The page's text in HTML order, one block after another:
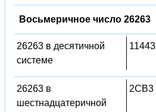
Восьмеричное число 26263
26263 в десятичной
системе
11443
26263 в
шестнадцатеричной
2CB3